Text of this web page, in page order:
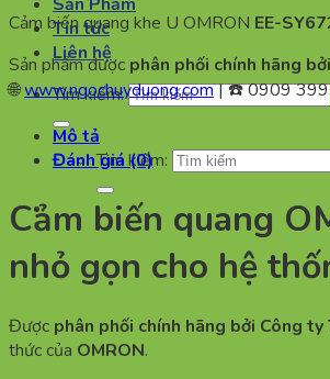
Tin tức
Liên hệ
Tìm kiếm:
Tìm kiếm:
Cảm biến quang khe U OMRON EE-
Sản phẩm được phân phối chính hãng
🌐www.ngochuyduong.com| ☎️ 0909
Mô tả
Đánh giá (0)
Cảm biến quang
nhỏ gọn cho hệ
Được phân phối chính hãng bởi Công
thức của OMRON.